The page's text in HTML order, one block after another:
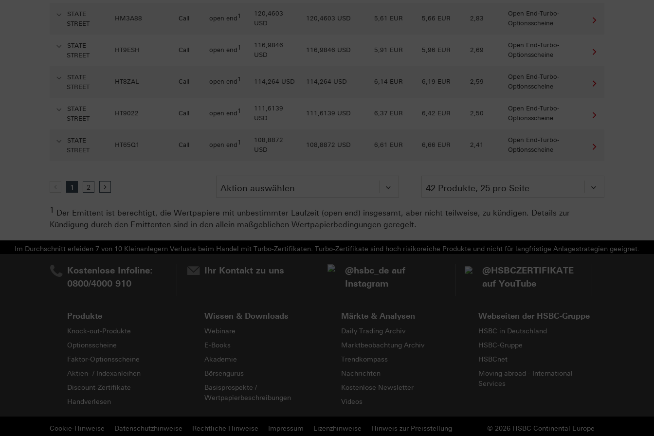
STATE
STREET
HM3A88 Call open end1
120,4603
USD
120,4603 USD 5,61 EUR 5,66 EUR 2,83
Open End-Turbo-
Optionsscheine
STATE
STREET
HT9ESH Call open end1
116,9846
USD
116,9846 USD 5,91 EUR 5,96 EUR 2,69
Open End-Turbo-
Optionsscheine
STATE
STREET
HT8ZAL Call open end1 114,264 USD 114,264 USD 6,14 EUR 6,19 EUR 2,59
Open End-Turbo-
Optionsscheine
STATE
STREET
HT9022 Call open end1
111,6139
USD
111,6139 USD 6,37 EUR 6,42 EUR 2,50
Open End-Turbo-
Optionsscheine
STATE
STREET
HT65Q1 Call open end1
108,8872
USD
108,8872 USD 6,61 EUR 6,66 EUR 2,41
Open End-Turbo-
Optionsscheine
zurück
1 2
1 Der Emittent ist berechtigt, die Wertpapiere mit unbestimmter Laufzeit (open end) insgesamt, aber nicht teilweise, zu kündigen. Details zur
Kündigung durch den Emittenten sind in den allein maßgeblichen Wertpapierbedingungen geregelt.
Im Durchschnitt erleiden 7 von 10 Kleinanlegern Verluste beim Handel mit Turbo-Zertifikaten. Turbo-Zertifikate sind hoch risikoreiche Produkte und nicht für langfristige Anlagestrategien geeignet.
Kostenlose Infoline:
0800/4000 910
Ihr Kontakt zu uns
@hsbc_de auf
Instagram
@HSBCZERTIFIKATE
auf YouTube
Produkte
Knock-out-Produkte
Optionsscheine
Faktor-Optionsscheine
Aktien- / Indexanleihen
Discount-Zertifikate
Handverlesen
Wissen & Downloads
Webinare
E-Books
Akademie
Börsengurus
Basisprospekte /
Wertpapierbeschreibungen
Märkte & Analysen
Daily Trading Archiv
Marktbeobachtung Archiv
Trendkompass
Nachrichten
Kostenlose Newsletter
Videos
Webseiten der HSBC-Gruppe
HSBC in Deutschland
HSBC-Gruppe
HSBCnet
Moving abroad - International
Services
Cookie-Hinweise Datenschutzhinweise Rechtliche Hinweise Impressum Lizenzhinweise © 2026 HSBC Continental Europe
Hinweis zur Preisstellung